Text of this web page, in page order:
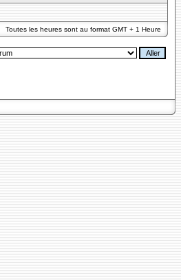
Toutes les heures sont au format GMT + 1 Heure